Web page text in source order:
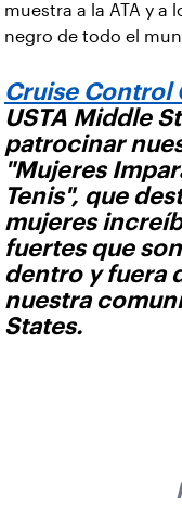
muestra a la ATA y a
negro de todo el
Cruise Control
USTA Middle
patrocinar
"Mujeres
Tenis", que
mujeres
fuertes que
dentro y fuera
nuestra
States.